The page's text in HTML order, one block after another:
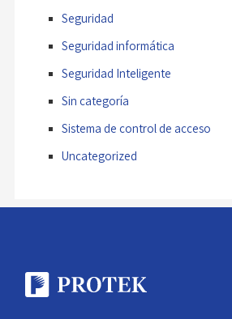
Seguridad
Seguridad informática
Seguridad Inteligente
Sin categoría
Sistema de control de acceso
Uncategorized